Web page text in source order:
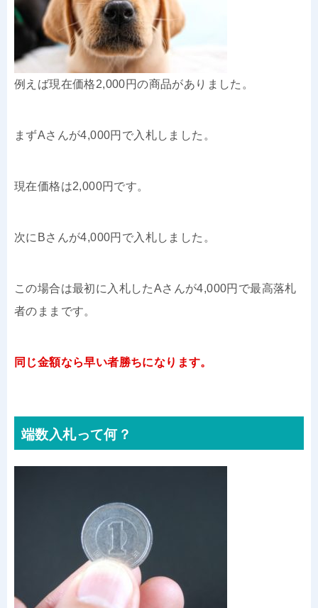
例えば現在価格2,000円の商品がありました。
まずAさんが4,000円で入札しました。
現在価格は2,000円です。
次にBさんが4,000円で入札しました。
この場合は最初に入札したAさんが4,000円で最高落札
者のままです。
同じ金額なら早い者勝ちになります。
端数入札って何？